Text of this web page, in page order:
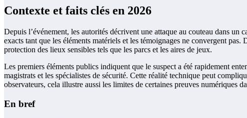
Contexte et faits clés en 2026
Depuis l’événement, les autorités décrivent une attaque au couteau dans un
exacts tant que les éléments matériels et les témoignages ne convergent
protection des lieux sensibles tels que les parcs et les aires de jeux.
Les premiers éléments publics indiquent que le suspect a été rapidement
magistrats et les spécialistes de sécurité. Cette réalité technique peut
observateurs, cela illustre aussi les limites de certaines preuves numériques
En bref